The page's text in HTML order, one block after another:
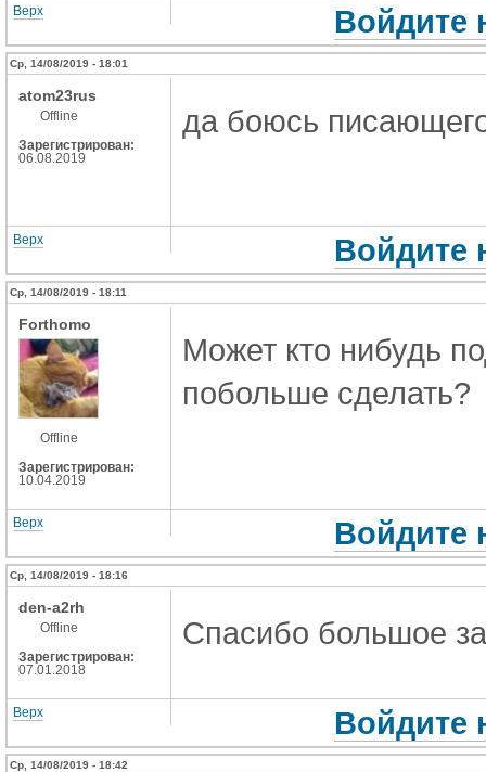
Верх Войдите
Ср, 14/08/2019 - 18:01
atom23rus
Offline
Зарегистрирован:
06.08.2019
да боюсь
Верх Войдите
Ср, 14/08/2019 - 18:11
Forthomo
Offline
Зарегистрирован:
10.04.2019
Может кто нибудь
побольше сделать?
Верх Войдите
Ср, 14/08/2019 - 18:16
den-a2rh
Offline
Зарегистрирован:
07.01.2018
Спасибо большое за
Верх Войдите
Ср, 14/08/2019 - 18:42